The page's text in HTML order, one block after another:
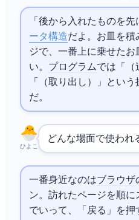
「後から入れたものを先
ータ構造だよ。お皿を積
ジで、一番上に乗せたお
い。 プログラムでは「push
「pop（取り出し）」とい
だ。
ひよこ
どんな場面で使われ
一番身近なのはブラウザ
ン。訪れたページを順に
でいって、「戻る」を押